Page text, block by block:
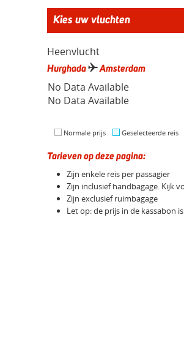
Kies uw vluchten
Heenvlucht
Hurghada Amsterdam
No Data Available
No Data Available
Normale prijs Geselecteerde reis
Tarieven op deze pagina:
Zijn enkele reis per passagier
Zijn inclusief handbagage. Kijk
Zijn exclusief ruimbagage
Let op: de prijs in de kassabon